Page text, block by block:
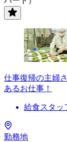
仕事復帰の主婦
あるお仕事！
給食スタッ
勤務地